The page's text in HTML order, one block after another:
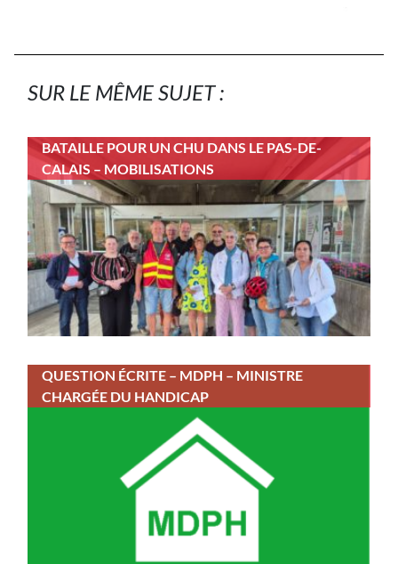
SUR LE MÊME SUJET :
BATAILLE POUR UN CHU DANS LE PAS-DE-
CALAIS – MOBILISATIONS
QUESTION ÉCRITE – MDPH – MINISTRE
CHARGÉE DU HANDICAP